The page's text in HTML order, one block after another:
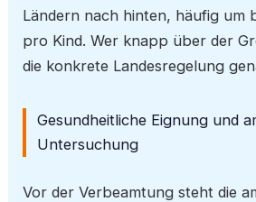
Ländern nach hinten, häufig um
pro Kind. Wer knapp über der
die konkrete Landesregelung
Gesundheitliche Eignung und
Untersuchung
Vor der Verbeamtung steht die